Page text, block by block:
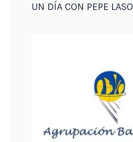
UN DÍA CON PEPE LASO